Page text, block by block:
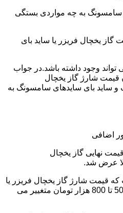
سامسونگ به چه مواردی بستگی
گاز یخچال فریزر یا ساید بای
وجود داشته باشد.در جواب
شارژ گاز یخچال
و ساید بای سایدهای سامسونگ به
اضافی
قیمت نهایی گاز یخچال
عرض شد.
قیمت شارژ گاز یخچال فریزر یا
ساید بای ساید سامسونگ بین 500 تا 800 هزار تومان متغییر می